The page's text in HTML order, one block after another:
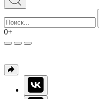
0+